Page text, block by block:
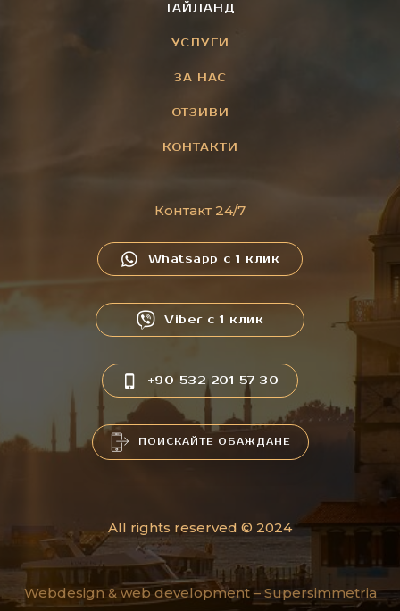
ТАЙЛАНД
УСЛУГИ
ЗА НАС
ОТЗИВИ
КОНТАКТИ
Контакт 24/7
Whatsapp с 1 клик
Viber с 1 клик
+90 532 201 57 30
ПОИСКАЙТЕ ОБАЖДАНЕ
All rights reserved © 2024
Webdesign & web development – Supersimmetria